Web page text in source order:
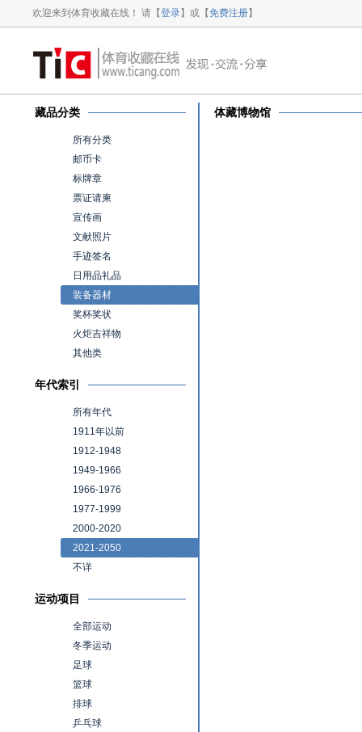
欢迎来到体育收藏在线！ 请【登录】或【免费注册】
藏品分类
所有分类
邮币卡
标牌章
票证请柬
宣传画
文献照片
手迹签名
日用品礼品
装备器材
奖杯奖状
火炬吉祥物
其他类
年代索引
所有年代
1911年以前
1912-1948
1949-1966
1966-1976
1977-1999
2000-2020
2021-2050
不详
运动项目
全部运动
冬季运动
足球
篮球
排球
乒乓球
体藏博物馆